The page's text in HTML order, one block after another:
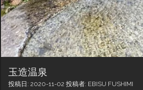
玉造温泉
投稿日: 2020-11-02 投稿者: EBISU FUSHIMI